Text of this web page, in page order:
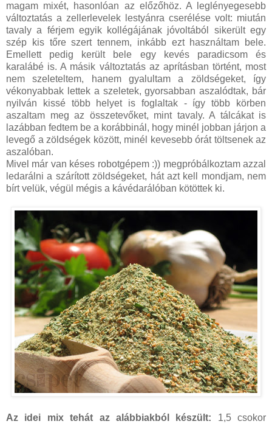
magam mixét, hasonlóan az előzőhöz. A leglényegesebb
változtatás a zellerlevelek lestyánra cserélése volt: miután
tavaly a férjem egyik kollégájának jóvoltából sikerült egy
szép kis tőre szert tennem, inkább ezt használtam bele.
Emellett pedig került bele egy kevés paradicsom és
karalábé is. A másik változtatás az aprításban történt, most
nem szeleteltem, hanem gyalultam a zöldségeket, így
vékonyabbak lettek a szeletek, gyorsabban aszalódtak, bár
nyilván kissé több helyet is foglaltak - így több körben
aszaltam meg az összetevőket, mint tavaly. A tálcákat is
lazábban fedtem be a korábbinál, hogy minél jobban járjon a
levegő a zöldségek között, minél kevesebb órát töltsenek az
aszalóban.
Mivel már van késes robotgépem :)) megpróbálkoztam azzal
ledarálni a szárított zöldségeket, hát azt kell mondjam, nem
bírt velük, végül mégis a kávédarálóban kötöttek ki.
Az idei mix tehát az alábbiakból készült: 1,5 csokor